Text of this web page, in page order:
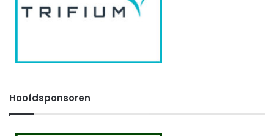
Hoofdsponsoren